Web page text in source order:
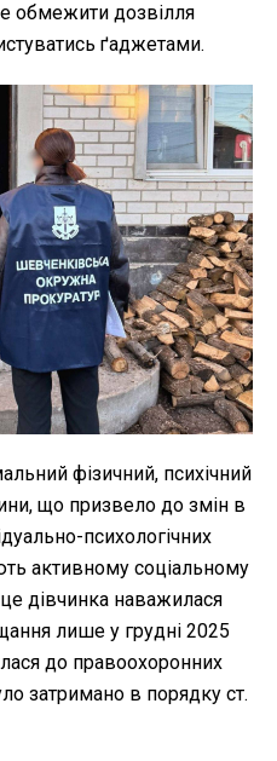
обмежити дозвілля
ґаджетами.
фізичний, психічний
що призвело до змін в
психологічних
активному соціальному
дівчинка наважилася
лише у грудні 2025
до правоохоронних
затримано в порядку ст.